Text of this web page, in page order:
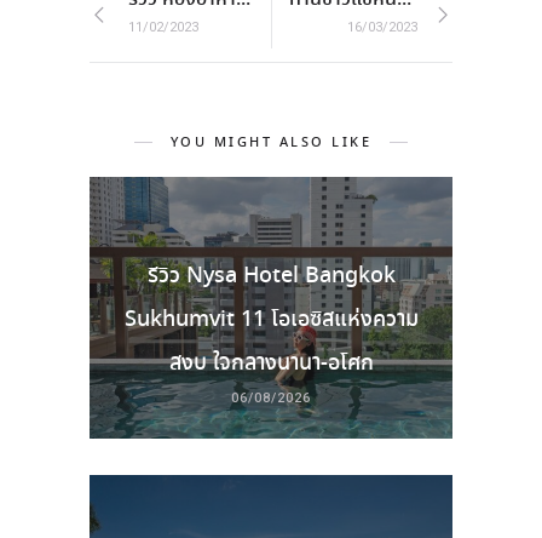
11/02/2023 16/03/2023
YOU MIGHT ALSO LIKE
รีวิว Nysa Hotel Bangkok
Sukhumvit 11 โอเอซิสแห่งความ
สงบ ใจกลางนานา-อโศก
06/08/2026